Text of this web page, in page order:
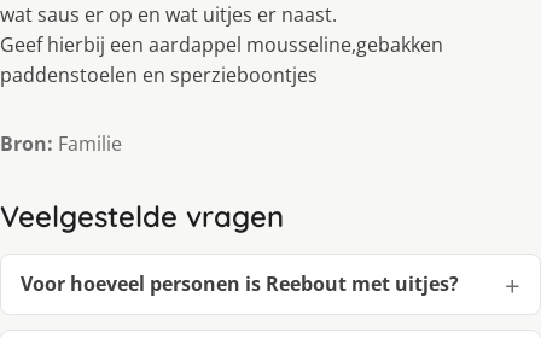
wat saus er op en wat uitjes er naast.
Geef hierbij een aardappel mousseline,gebakken
paddenstoelen en sperzieboontjes
Bron: Familie
Veelgestelde vragen
Voor hoeveel personen is Reebout met uitjes?